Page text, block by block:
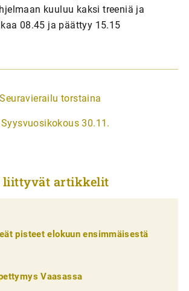
kuuluu kaksi treeniä ja
08.45 ja päättyy 15.15
Seuravierailu torstaina
Syysvuosikokous 30.11.
liittyvät artikkelit
pisteet elokuun ensimmäisestä
Vaasassa